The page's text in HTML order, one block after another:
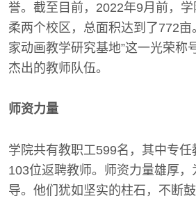
誉。截至目前，2022年9月前，
柔两个校区，总面积达到了772亩
家动画教学研究基地”这一光荣称
杰出的教师队伍。
师资力量
学院共有教职工599名，其中专任
103位返聘教师。师资力量雄厚
导。他们犹如坚实的柱石，不断